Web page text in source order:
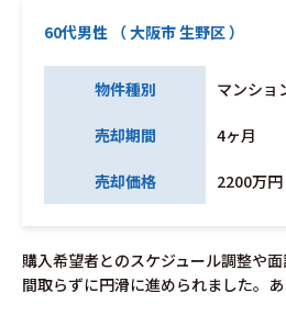
60代男性 （ 大阪市 生野区 ）
物件種別 マンショ
売却期間 4ヶ月
売却価格 2200万円
購入希望者とのスケジュール調整や
間取らずに円滑に進められました。あ